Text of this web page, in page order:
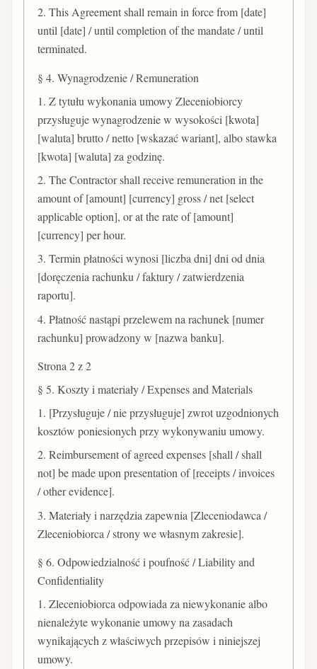
2. This Agreement shall remain in force from [date]
until [date] / until completion of the mandate / until
terminated.
§ 4. Wynagrodzenie / Remuneration
1. Z tytułu wykonania umowy Zleceniobiorcy
przysługuje wynagrodzenie w wysokości [kwota]
[waluta] brutto / netto [wskazać wariant], albo stawka
[kwota] [waluta] za godzinę.
2. The Contractor shall receive remuneration in the
amount of [amount] [currency] gross / net [select
applicable option], or at the rate of [amount]
[currency] per hour.
3. Termin płatności wynosi [liczba dni] dni od dnia
[doręczenia rachunku / faktury / zatwierdzenia
raportu].
4. Płatność nastąpi przelewem na rachunek [numer
rachunku] prowadzony w [nazwa banku].
Strona 2 z 2
§ 5. Koszty i materiały / Expenses and Materials
1. [Przysługuje / nie przysługuje] zwrot uzgodnionych
kosztów poniesionych przy wykonywaniu umowy.
2. Reimbursement of agreed expenses [shall / shall
not] be made upon presentation of [receipts / invoices
/ other evidence].
3. Materiały i narzędzia zapewnia [Zleceniodawca /
Zleceniobiorca / strony we własnym zakresie].
§ 6. Odpowiedzialność i poufność / Liability and
Confidentiality
1. Zleceniobiorca odpowiada za niewykonanie albo
nienależyte wykonanie umowy na zasadach
wynikających z właściwych przepisów i niniejszej
umowy.